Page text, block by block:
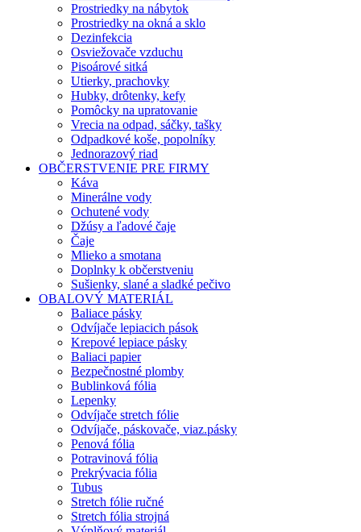
Prostriedky na nábytok
Prostriedky na okná a sklo
Dezinfekcia
Osviežovače vzduchu
Pisoárové sitká
Utierky, prachovky
Hubky, drôtenky, kefy
Pomôcky na upratovanie
Vrecia na odpad, sáčky, tašky
Odpadkové koše, popolníky
Jednorazový riad
OBČERSTVENIE PRE FIRMY
Káva
Minerálne vody
Ochutené vody
Džúsy a ľadové čaje
Čaje
Mlieko a smotana
Doplnky k občerstveniu
Sušienky, slané a sladké pečivo
OBALOVÝ MATERIÁL
Baliace pásky
Odvíjače lepiacich pások
Krepové lepiace pásky
Baliaci papier
Bezpečnostné plomby
Bublinková fólia
Lepenky
Odvíjače stretch fólie
Odvíjače, páskovače, viaz.pásky
Penová fólia
Potravinová fólia
Prekrývacia fólia
Tubus
Stretch fólie ručné
Stretch fólia strojná